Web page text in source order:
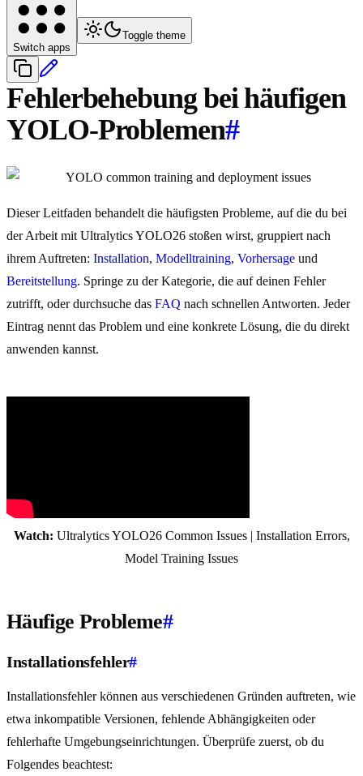
Switch apps
Toggle theme
Fehlerbehebung bei häufigen
YOLO-Problemen#
Dieser Leitfaden behandelt die häufigsten Probleme, auf die du bei
der Arbeit mit Ultralytics YOLO26 stoßen wirst, gruppiert nach
ihrem Auftreten: Installation, Modelltraining, Vorhersage und
Bereitstellung. Springe zu der Kategorie, die auf deinen Fehler
zutrifft, oder durchsuche das FAQ nach schnellen Antworten. Jeder
Eintrag nennt das Problem und eine konkrete Lösung, die du direkt
anwenden kannst.
Watch: Ultralytics YOLO26 Common Issues | Installation Errors,
Model Training Issues
Häufige Probleme#
Installationsfehler#
Installationsfehler können aus verschiedenen Gründen auftreten, wie
etwa inkompatible Versionen, fehlende Abhängigkeiten oder
fehlerhafte Umgebungseinrichtungen. Überprüfe zuerst, ob du
Folgendes beachtest: